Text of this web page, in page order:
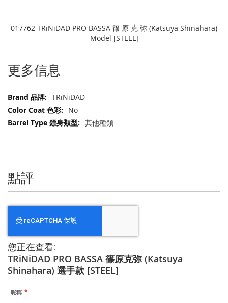
017762 TRiNiDAD PRO BASSA 篠 原 克 弥 (Katsuya Shinahara)
Model [STEEL]
更多信息
更
多
息
TRiNiDAD
No
其他種類
點評
您正在查看:
TRiNiDAD PRO BASSA 篠原克弥 (Katsuya
Shinahara) 選手款 [STEEL]
昵稱